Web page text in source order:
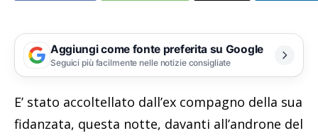
Aggiungi come fonte preferita su Google
Seguici più facilmente nelle notizie consigliate
E’ stato accoltellato dall’ex compagno della sua
fidanzata, questa notte, davanti all’androne del